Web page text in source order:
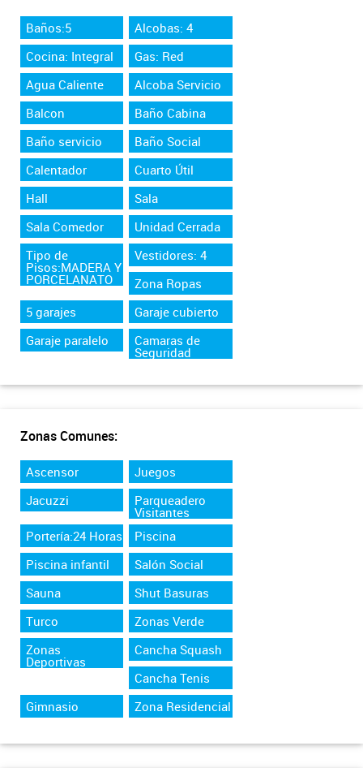
Baños:5
Alcobas: 4
Cocina: Integral
Gas: Red
Agua Caliente
Alcoba Servicio
Balcon
Baño Cabina
Baño servicio
Baño Social
Calentador
Cuarto Útil
Hall
Sala
Sala Comedor
Unidad Cerrada
Tipo de
Pisos:MADERA Y
PORCELANATO
Vestidores: 4
Zona Ropas
5 garajes
Garaje cubierto
Garaje paralelo
Camaras de
Seguridad
Zonas Comunes:
Ascensor
Juegos
Jacuzzi
Parqueadero
Visitantes
Portería:24 Horas
Piscina
Piscina infantil
Salón Social
Sauna
Shut Basuras
Turco
Zonas Verde
Zonas
Deportivas
Cancha Squash
Cancha Tenis
Gimnasio
Zona Residencial